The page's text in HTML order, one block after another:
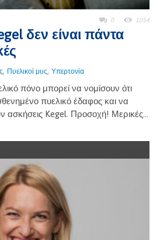
0 1054
δεν είναι πάντα
, Πυελικοί μυς, Υπερτονία
πόνο μπορεί να νομίσουν ότι
πυελικό έδαφος και να
Kegel. Προσοχή! Μερικές...